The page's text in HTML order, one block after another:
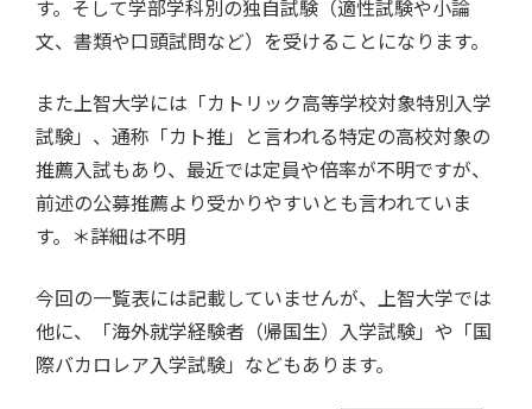
す。そして学部学科別の独自試験（適性試験や小論
文、書類や口頭試問など）を受けることになります。
また上智大学には「カトリック高等学校対象特別入学
試験」、通称「カト推」と言われる特定の高校対象の
推薦入試もあり、最近では定員や倍率が不明ですが、
前述の公募推薦より受かりやすいとも言われていま
す。＊詳細は不明
今回の一覧表には記載していませんが、上智大学では
他に、「海外就学経験者（帰国生）入学試験」や「国
際バカロレア入学試験」などもあります。